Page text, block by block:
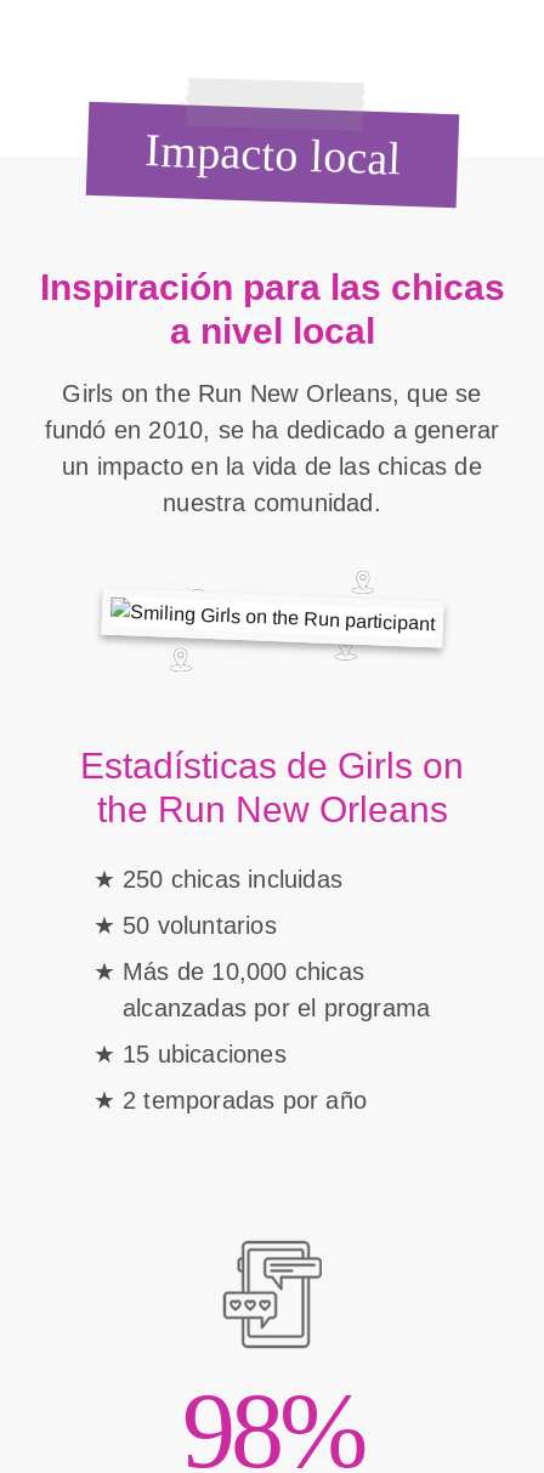
Impacto local
Inspiración para las chicas
a nivel local
Girls on the Run New Orleans, que se
fundó en 2010, se ha dedicado a generar
un impacto en la vida de las chicas de
nuestra comunidad.
Estadísticas de Girls on
the Run New Orleans
250 chicas incluidas
50 voluntarios
Más de 10,000 chicas
alcanzadas por el programa
15 ubicaciones
2 temporadas por año
98%